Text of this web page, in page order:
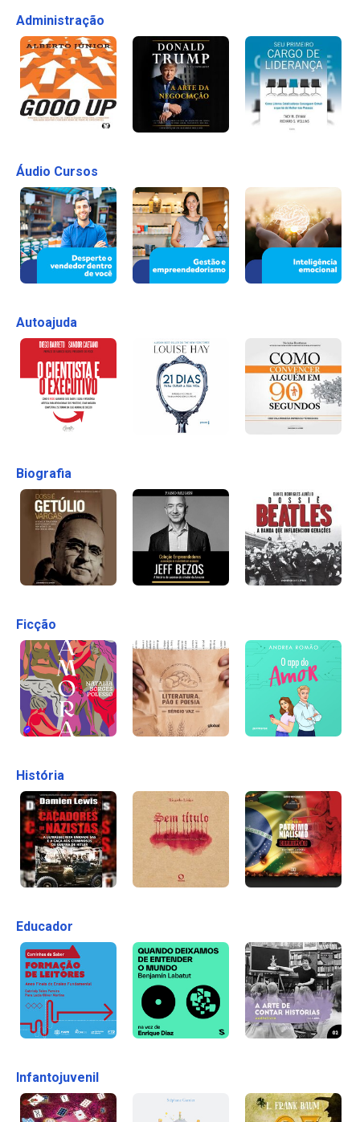
Administração
Áudio Cursos
Autoajuda
Biografia
Ficção
História
Educador
Infantojuvenil